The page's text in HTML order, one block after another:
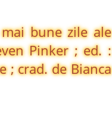
bune zile ale
Pinker ; ed. :
; crad. de Bianca